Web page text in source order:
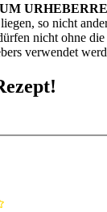
so nicht
nicht ohne die
verwendet